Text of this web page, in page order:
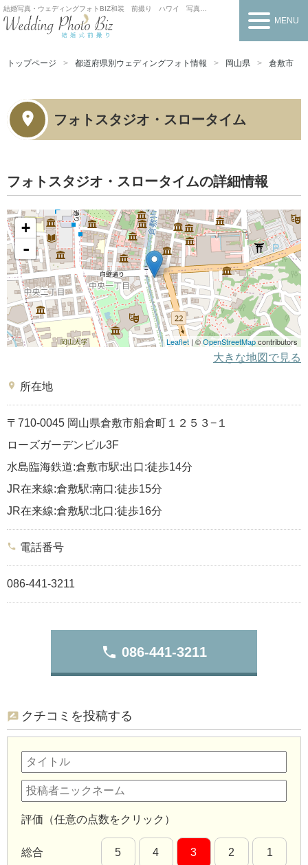
結婚写真・ウェディングフォトBIZ和装 前撮り ハワイ 写真だけの結婚式
MENU
トップページ 都道府県別ウェディングフォト情報 岡山県 倉敷市
フォトスタジオ・スロータイム
フォトスタジオ・スロータイムの詳細情報
+
-
Leaflet | ©OpenStreetMapcontributors
大きな地図で見る
place 所在地
〒710-0045 岡山県倉敷市船倉町１２５３−１
ローズガーデンビル3F
水島臨海鉄道:倉敷市駅:出口:徒歩14分
JR在来線:倉敷駅:南口:徒歩15分
JR在来線:倉敷駅:北口:徒歩16分
phone 電話番号
086-441-3211
phone 086-441-3211
クチコミを投稿する
評価（任意の点数をクリック）
総合 5 4 3 2 1